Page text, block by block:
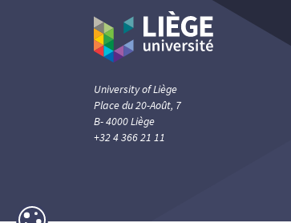
University of Liège
Place du 20-Août, 7
B- 4000 Liège
+32 4 366 21 11